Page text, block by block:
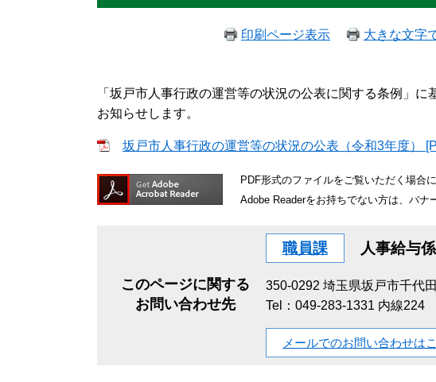
印刷ページ表示 大きな文字
「坂戸市人事行政の運営等の状況の公表に関する条例」
お知らせします。
坂戸市人事行政の運営等の状況の公表（令和3年度）
PDF形式のファイルをご覧いただく場合
Adobe Readerをお持ちでない方は、バナ
このページに関する
お問い合わせ先
職員課 人事給与係
350-0292 埼玉県坂戸市千代
Tel：049-283-1331 内線224
メールでのお問い合わせは